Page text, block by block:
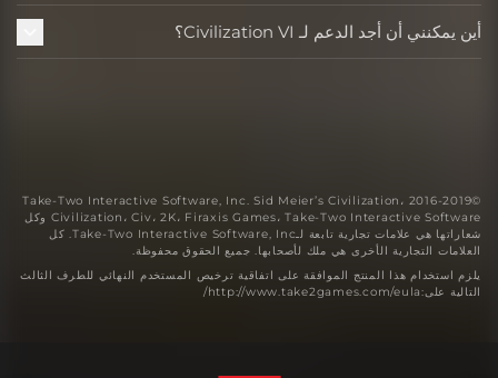
أين يمكنني أن أجد الدعم لـ Civilization VI؟
©2016-2019 Take-Two Interactive Software, Inc. Sid Meier’s Civilization،
Civilization، Civ، 2K، Firaxis Games، Take-Two Interactive Software وكل
شعاراتها هي علامات تجارية تابعة لـTake-Two Interactive Software, Inc. كل
العلامات التجارية الأخرى هي ملك لأصحابها. جميع الحقوق محفوظة.
يلزم استخدام هذا المنتج الموافقة على اتفاقية ترخيص المستخدم النهائي للطرف الثالث
التالية على:http://www.take2games.com/eula/